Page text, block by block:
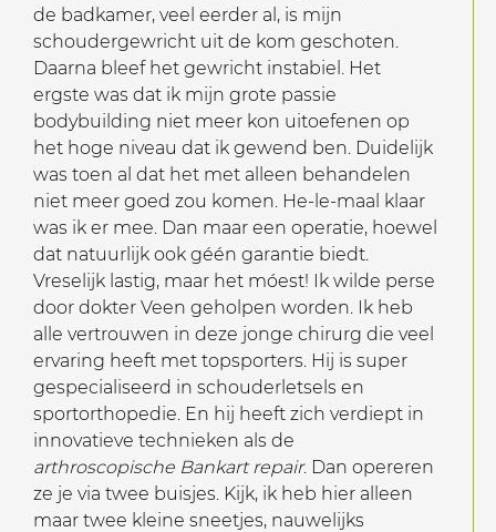
de badkamer, veel eerder al, is mijn
schoudergewricht uit de kom geschoten.
Daarna bleef het gewricht instabiel. Het
ergste was dat ik mijn grote passie
bodybuilding niet meer kon uitoefenen op
het hoge niveau dat ik gewend ben. Duidelijk
was toen al dat het met alleen behandelen
niet meer goed zou komen. He-le-maal klaar
was ik er mee. Dan maar een operatie, hoewel
dat natuurlijk ook géén garantie biedt.
Vreselijk lastig, maar het móest! Ik wilde perse
door dokter Veen geholpen worden. Ik heb
alle vertrouwen in deze jonge chirurg die veel
ervaring heeft met topsporters. Hij is super
gespecialiseerd in schouderletsels en
sportorthopedie. En hij heeft zich verdiept in
innovatieve technieken als de
arthroscopische Bankart repair. Dan opereren
ze je via twee buisjes. Kijk, ik heb hier alleen
maar twee kleine sneetjes, nauwelijks